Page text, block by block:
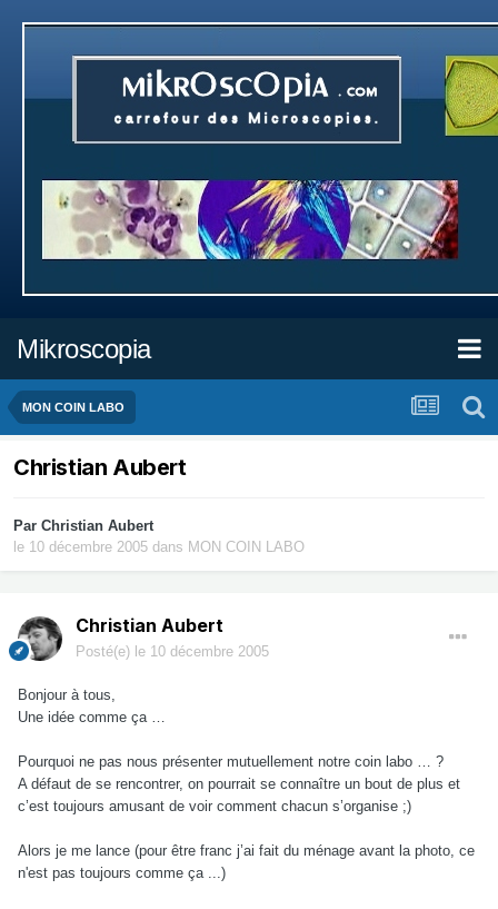
Mikroscopia
MON COIN LABO
Christian Aubert
Par Christian Aubert
le 10 décembre 2005 dans MON COIN LABO
Christian Aubert
Posté(e) le 10 décembre 2005
Bonjour à tous,
Une idée comme ça …
Pourquoi ne pas nous présenter mutuellement notre coin labo … ?
A défaut de se rencontrer, on pourrait se connaître un bout de plus et
c’est toujours amusant de voir comment chacun s’organise ;)
Alors je me lance (pour être franc j’ai fait du ménage avant la photo, ce
n'est pas toujours comme ça ...)